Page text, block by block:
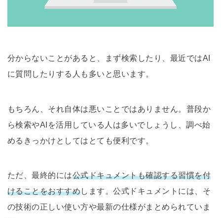
分からないことがあると、まず検索したり、最近ではAI
に質問したりする人も多いと思います。
もちろん、それ自体は悪いことではありません。普段か
ら検索やAIを活用している人は多いでしょうし、調べ始
めるきっかけとしてはとても便利です。
ただ、最終的には公式ドキュメントも確認する習慣を付
けることをおすすめします。公式ドキュメントには、そ
の技術の正しい使い方や最新の仕様がまとめられていま